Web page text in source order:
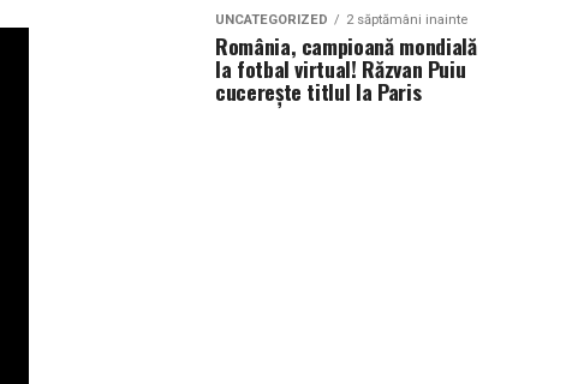
UNCATEGORIZED 2 săptămâni inainte
România, campioană mondială
la fotbal virtual! Răzvan Puiu
cucerește titlul la Paris